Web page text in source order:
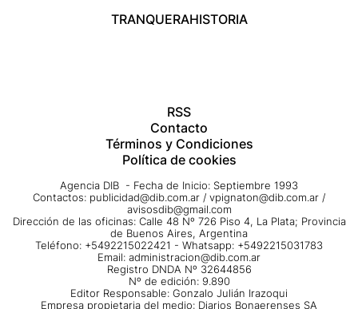
TRANQUERAHISTORIA
RSS
Contacto
Términos y Condiciones
Política de cookies
Agencia DIB - Fecha de Inicio: Septiembre 1993
Contactos: publicidad@dib.com.ar / vpignaton@dib.com.ar /
avisosdib@gmail.com
Dirección de las oficinas: Calle 48 Nº 726 Piso 4, La Plata; Provincia
de Buenos Aires, Argentina
Teléfono: +5492215022421 - Whatsapp: +5492215031783
Email: administracion@dib.com.ar
Registro DNDA Nº 32644856
Nº de edición: 9.890
Editor Responsable: Gonzalo Julián Irazoqui
Empresa propietaria del medio: Diarios Bonaerenses SA